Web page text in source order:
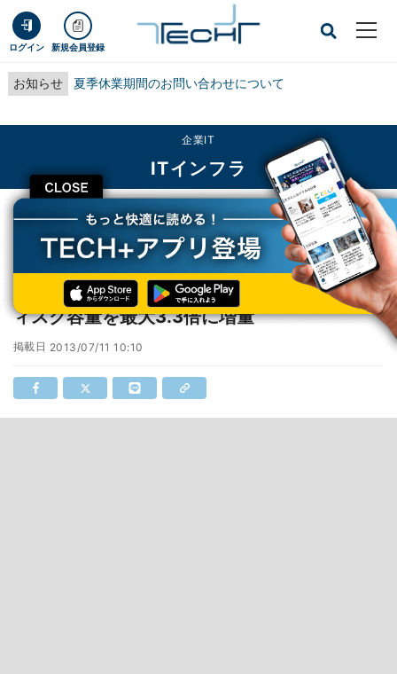
ログイン 新規会員登録
お知らせ 夏季休業期間のお問い合わせについて
CLOSE
企業IT
ITインフラ
TECH+ 企業IT
ITインフラ
さくらインターネット、レンタルサーバのディスク容量を最大3.3倍に増量
さくらインターネット、レンタルサーバのデ
ィスク容量を最大3.3倍に増量
掲載日 2013/07/11 10:10